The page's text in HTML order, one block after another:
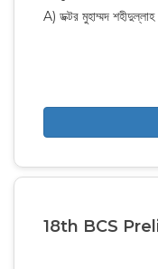
A) ডক্টর মুহাম্মদ
18th BCS